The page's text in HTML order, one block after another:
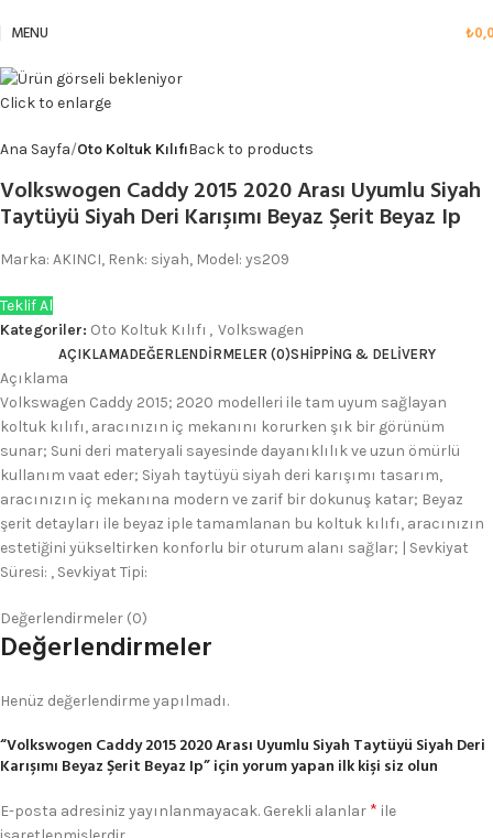
MENU ₺
Click to enlarge
Ana Sayfa Oto Koltuk KılıfıBack to products
Volkswogen Caddy 2015 2020 Arası Uyumlu Siyah
Taytüyü Siyah Deri Karışımı Beyaz Şerit Beyaz Ip
Marka: AKINCI, Renk: siyah, Model: ys209
Teklif Al
Kategoriler: Oto Koltuk Kılıfı , Volkswagen
AÇIKLAMADEĞERLENDIRMELER (0)SHIPPING & DELIVERY
Açıklama
Volkswagen Caddy 2015; 2020 modelleri ile tam uyum sağlayan
koltuk kılıfı, aracınızın iç mekanını korurken şık bir görünüm
sunar; Suni deri materyali sayesinde dayanıklılık ve uzun ömürlü
kullanım vaat eder; Siyah taytüyü siyah deri karışımı tasarım,
aracınızın iç mekanına modern ve zarif bir dokunuş katar; Beyaz
şerit detayları ile beyaz iple tamamlanan bu koltuk kılıfı, aracınızın
estetiğini yükseltirken konforlu bir oturum alanı sağlar; | Sevkiyat
Süresi: , Sevkiyat Tipi:
Değerlendirmeler (0)
Değerlendirmeler
Henüz değerlendirme yapılmadı.
“Volkswogen Caddy 2015 2020 Arası Uyumlu Siyah Taytüyü Siyah Deri
Karışımı Beyaz Şerit Beyaz Ip” için yorum yapan ilk kişi siz olun
E-posta adresiniz yayınlanmayacak. Gerekli alanlar * ile